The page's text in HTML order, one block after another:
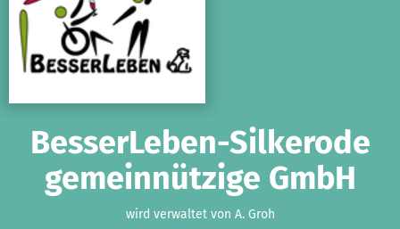
BesserLeben-Silkerode
gemeinnützige GmbH
wird verwaltet von A. Groh